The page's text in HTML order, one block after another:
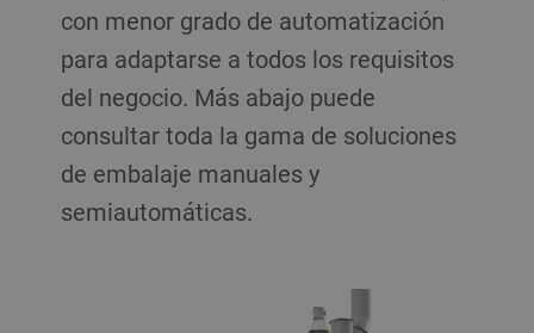
con menor grado de automatización
para adaptarse a todos los requisitos
del negocio. Más abajo puede
consultar toda la gama de soluciones
de embalaje manuales y
semiautomáticas.